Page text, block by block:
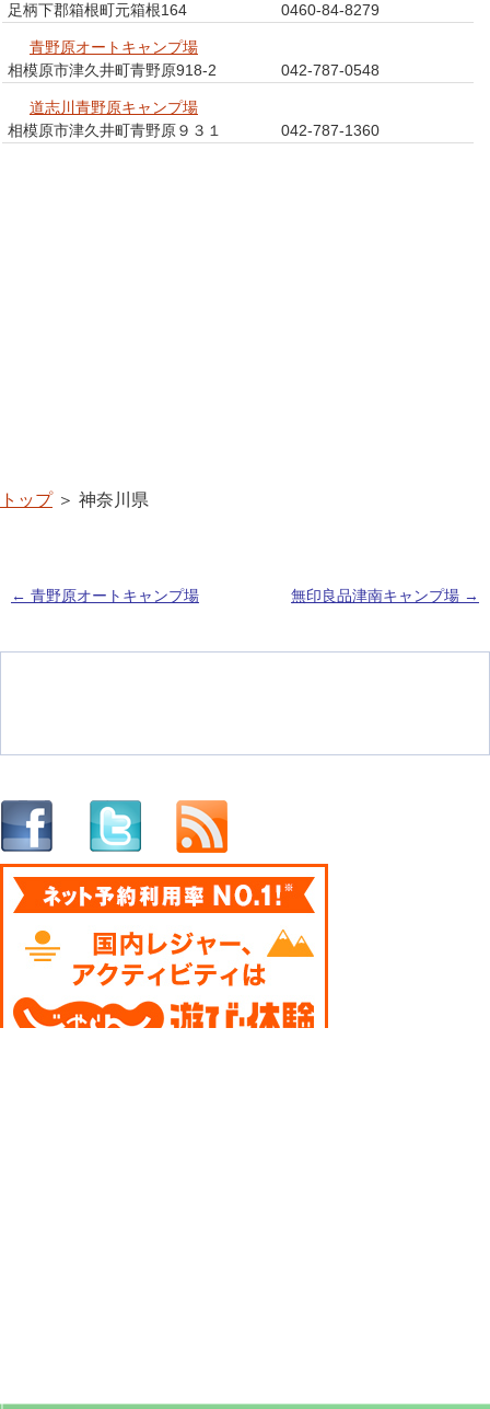
足柄下郡箱根町元箱根164
0460-84-8279
青野原オートキャンプ場
相模原市津久井町青野原918-2
042-787-0548
道志川青野原キャンプ場
相模原市津久井町青野原９３１
042-787-1360
トップ＞ 神奈川県
← 青野原オートキャンプ場 無印良品津南キャンプ場 →